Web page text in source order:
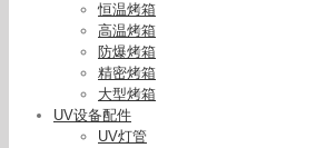
恒温烤箱
高温烤箱
防爆烤箱
精密烤箱
大型烤箱
UV设备配件
UV灯管